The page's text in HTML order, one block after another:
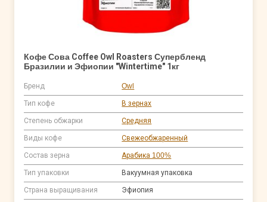
Кофе Сова Coffee Owl Roasters Супербленд
Бразилии и Эфиопии "Wintertime" 1кг
Бренд Owl
Тип кофе В зернах
Степень обжарки Средняя
Виды кофе Свежеобжаренный
Состав зерна Арабика 100%
Тип упаковки Вакуумная упаковка
Страна выращивания Эфиопия